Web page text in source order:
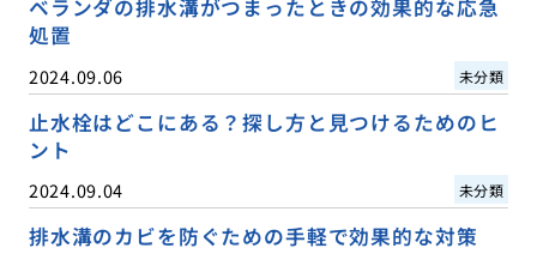
ベランダの排水溝がつまったときの効果的な応急
処置
2024.09.06 未分類
止水栓はどこにある？探し方と見つけるためのヒ
ント
2024.09.04 未分類
排水溝のカビを防ぐための手軽で効果的な対策